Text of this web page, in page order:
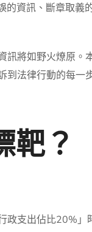
的資訊、斷章取義
訊將如野火燎原。
法律行動的每一
？
政支出佔比20%」